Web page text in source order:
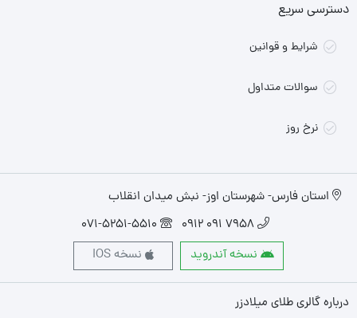
دسترسی سریع
شرایط و قوانین
سوالات متداول
نرخ روز
استان فارس- شهرستان اوز- نبش میدان انقلاب
7958 091 0912
071-5251-5510
نسخه آندروید
نسخه IOS
درباره گالری طلای میلادزر